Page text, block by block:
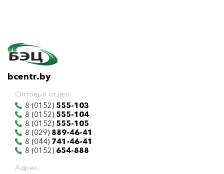
bcentr.by
Оптовый отдел:
8 (0152) 555-103
8 (0152) 555-104
8 (0152) 555-105
8 (029) 889-46-41
8 (044) 741-46-41
8 (0152) 654-888
Адрес: